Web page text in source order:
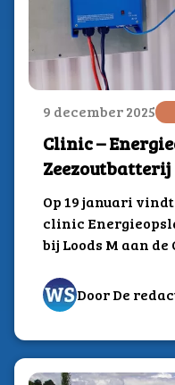
9 december 2025
Clinic –
Zeezoutbatterij
Op 19 januari vindt
clinic
bij Loods M aan de
Door De